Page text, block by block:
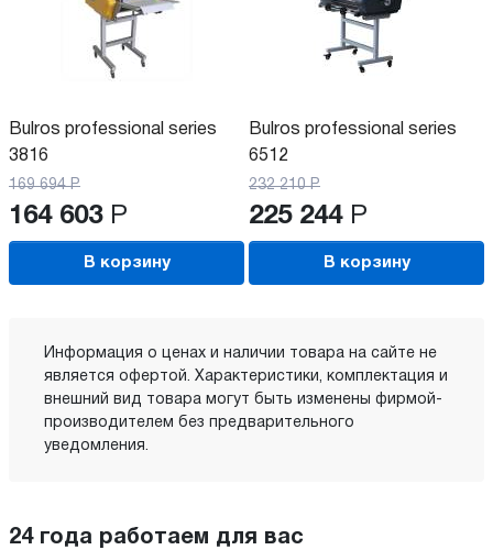
Bulros professional series
3816
169 694 Р
164 603 Р
В корзину
Bulros professional series
6512
232 210 Р
225 244 Р
В корзину
Информация о ценах и наличии товара на сайте не
является офертой. Характеристики, комплектация и
внешний вид товара могут быть изменены фирмой-
производителем без предварительного
уведомления.
24 года работаем для вас